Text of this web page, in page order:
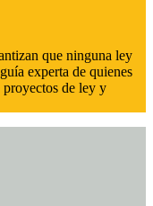
que ninguna ley
experta de quienes
proyectos de ley y